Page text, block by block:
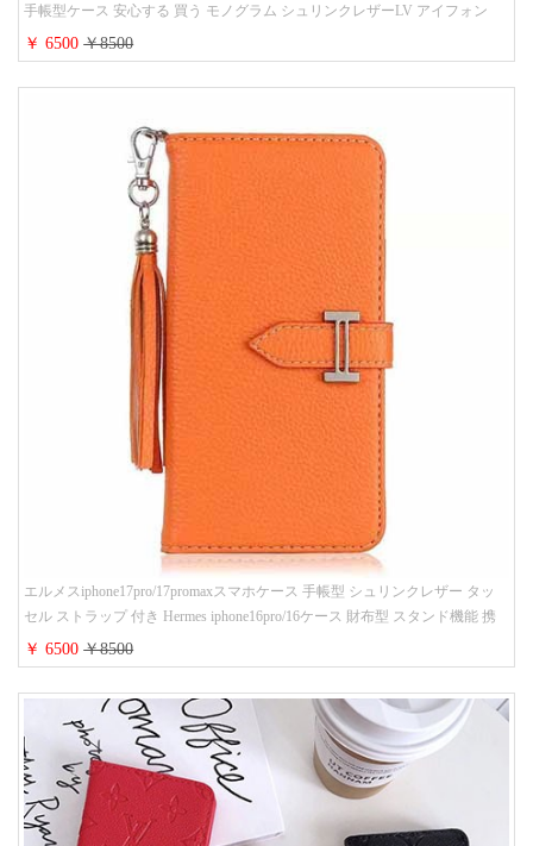
手帳型ケース 安心する 買う モノグラム シュリンクレザーLV アイフォン
16/16promaxスマホケース 手帳 多機能 グッチiphone15pro/14/13携帯ケース 大
人 レディース メンズ ストラップ付き
￥ 6500￥8500
エルメスiphone17pro/17promaxスマホケース 手帳型 シュリンクレザー タッ
セル ストラップ 付き Hermes iphone16pro/16ケース 財布型 スタンド機能 携
帯カバー ハイ ブランド アイフォーン15/14/13ケース 手帳 レディース 人気
￥ 6500￥8500